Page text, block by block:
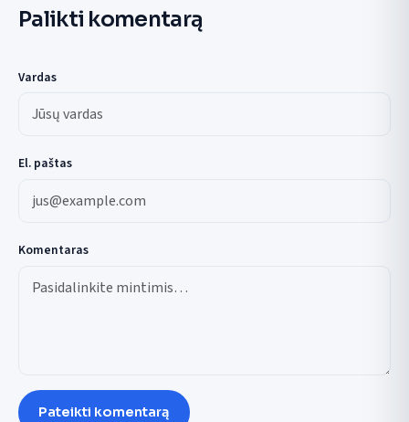
Palikti komentarą
Vardas
El. paštas
Komentaras
Pateikti komentarą